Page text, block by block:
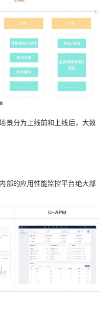
景分为 上线前和 上线后， 大致
部的应用性能监控平台绝大部